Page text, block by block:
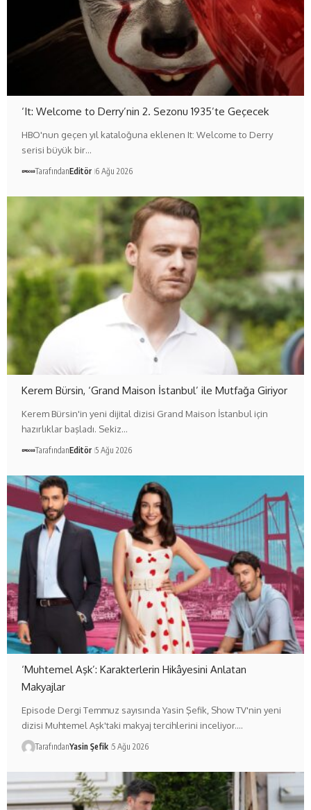
‘It: Welcome to Derry’nin 2. Sezonu 1935’te Geçecek
HBO'nun geçen yıl kataloğuna eklenen It: Welcome to Derry
serisi büyük bir…
TarafındanEditör 6 Ağu 2026
Kerem Bürsin, ‘Grand Maison İstanbul’ ile Mutfağa Giriyor
Kerem Bürsin'in yeni dijital dizisi Grand Maison İstanbul için
hazırlıklar başladı. Sekiz…
TarafındanEditör 5 Ağu 2026
‘Muhtemel Aşk’: Karakterlerin Hikâyesini Anlatan
Makyajlar
Episode Dergi Temmuz sayısında Yasin Şefik, Show TV'nin yeni
dizisi Muhtemel Aşk'taki makyaj tercihlerini inceliyor.…
TarafındanYasin Şefik 5 Ağu 2026